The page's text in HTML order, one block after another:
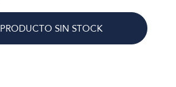
PRODUCTO SIN STOCK